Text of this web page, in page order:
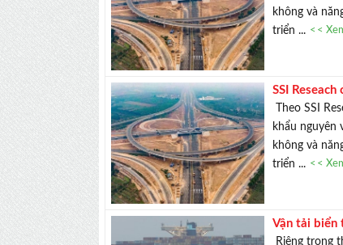
không và
triển ... <<
SSI
Theo SSI
khẩu nguyên
không và
triển ... <<
Vận tải biển
Riêng trong